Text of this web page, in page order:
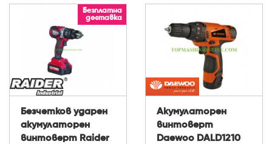
Безплатна
доставка
Безчетков ударен
акумулаторен
винтоверт Raider
Акумулаторен
винтоверт
Daewoo DALD1210